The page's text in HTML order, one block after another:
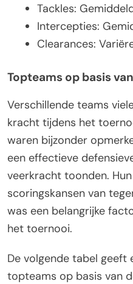
Tackles:
Intercepties:
Clearances:
Topteams op basis
Verschillende teams
kracht tijdens het
waren bijzonder
een effectieve
veerkracht toonden.
scoringskansen van
was een belangrijke
het toernooi.
De volgende tabel geeft
topteams op basis van